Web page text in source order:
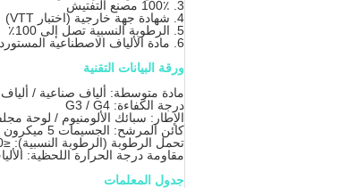
3. 100٪ مصنع التفتيش
4. شهادة جهة خارجية (اختبار VTT)
5. الرطوبة النسبية تصل إلى 100٪
6. مادة الألياف الاصطناعية المستوردة
ورقة البيانات التقنية
مادة متوسطة: ألياف صناعية / ألياف
درجة الكفاءة: G3 / G4
الإطار: سبائك الألومنيوم / لوحة
كائن المرشح: الجسيمات 5 ميكرون
تحمل الرطوبة (الرطوبة النسبية): ≤100٪ RH
مقاومة درجة الحرارة اللحظية: الألياف
جدول المعلمات